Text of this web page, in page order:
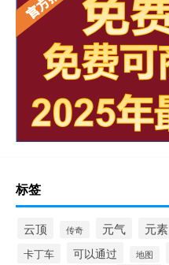
标签
云顶 传奇 元气 元素
卡丁车 可以通过 地图